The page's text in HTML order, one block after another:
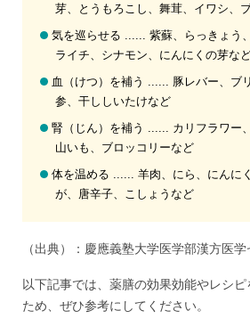
芽、とうもろこし、舞茸、イワシ、
気を巡らせる ...... 紫蘇、らっきょう
ライチ、シナモン、にんにくの芽な
血（けつ）を補う ...... 豚レバー、ブ
参、干ししいたけなど
腎（じん）を補う ...... カリフラワー
山いも、ブロッコリーなど
体を温める ...... 羊肉、にら、にんに
が、唐辛子、こしょうなど
（出典）：慶應義塾大学医学部漢方医
以下記事では、薬膳の効果効能やレシ
ため、ぜひ参考にしてください。